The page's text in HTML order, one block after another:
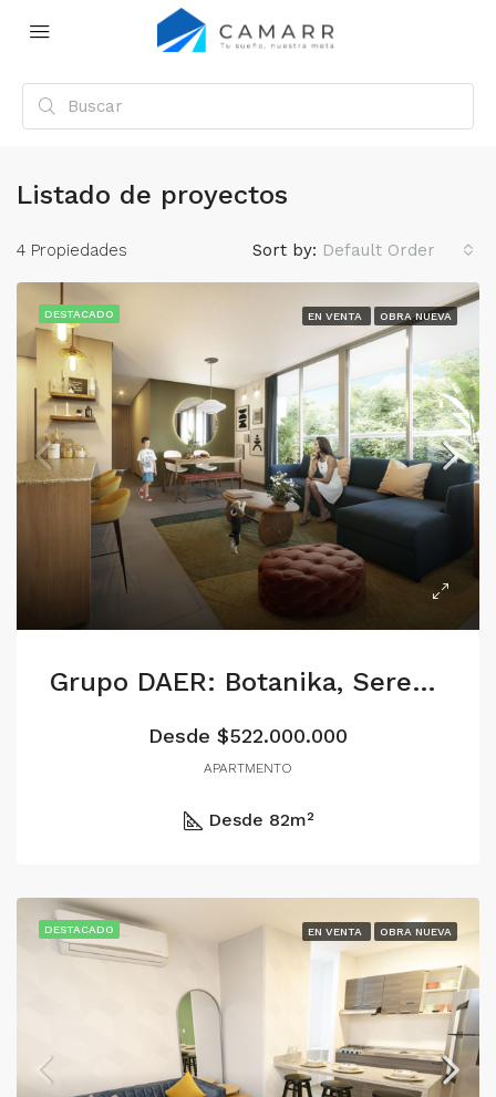
Listado de proyectos
4 Propiedades Sort by: Default Order
DESTACADO EN VENTA OBRA NUEVA
Grupo DAER: Botanika, Serena del mar
Desde $522.000.000
APARTMENTO
Desde 82m²
DESTACADO EN VENTA OBRA NUEVA